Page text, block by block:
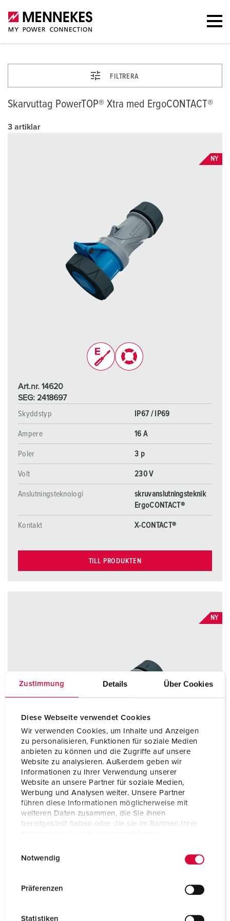
Zustimmung Details Über Cookies
Diese Webseite verwendet Cookies
Wir verwenden Cookies, um Inhalte und Anzeigen
zu personalisieren, Funktionen für soziale Medien
anbieten zu können und die Zugriffe auf unsere
Website zu analysieren. Außerdem geben wir
Informationen zu Ihrer Verwendung unserer
Website an unsere Partner für soziale Medien,
Werbung und Analysen weiter. Unsere Partner
führen diese Informationen möglicherweise mit
weiteren Daten zusammen, die Sie ihnen
bereitgestellt haben oder die sie im Rahmen Ihrer
Notwendig
Präferenzen
Statistiken
FILTRERA
Skarvuttag PowerTOP® Xtra med ErgoCONTACT®
3 artiklar
NY
Art.nr. 14620
SEG: 2418697
Skyddstyp
IP67 / IP69
Ampere 16 A
Poler 3 p
Volt 230 V
Anslutningsteknologi
skruvanslutningsteknik
ErgoCONTACT®
Kontakt X-CONTACT®
TILL PRODUKTEN
NY
SEG: 2418698
Ampere